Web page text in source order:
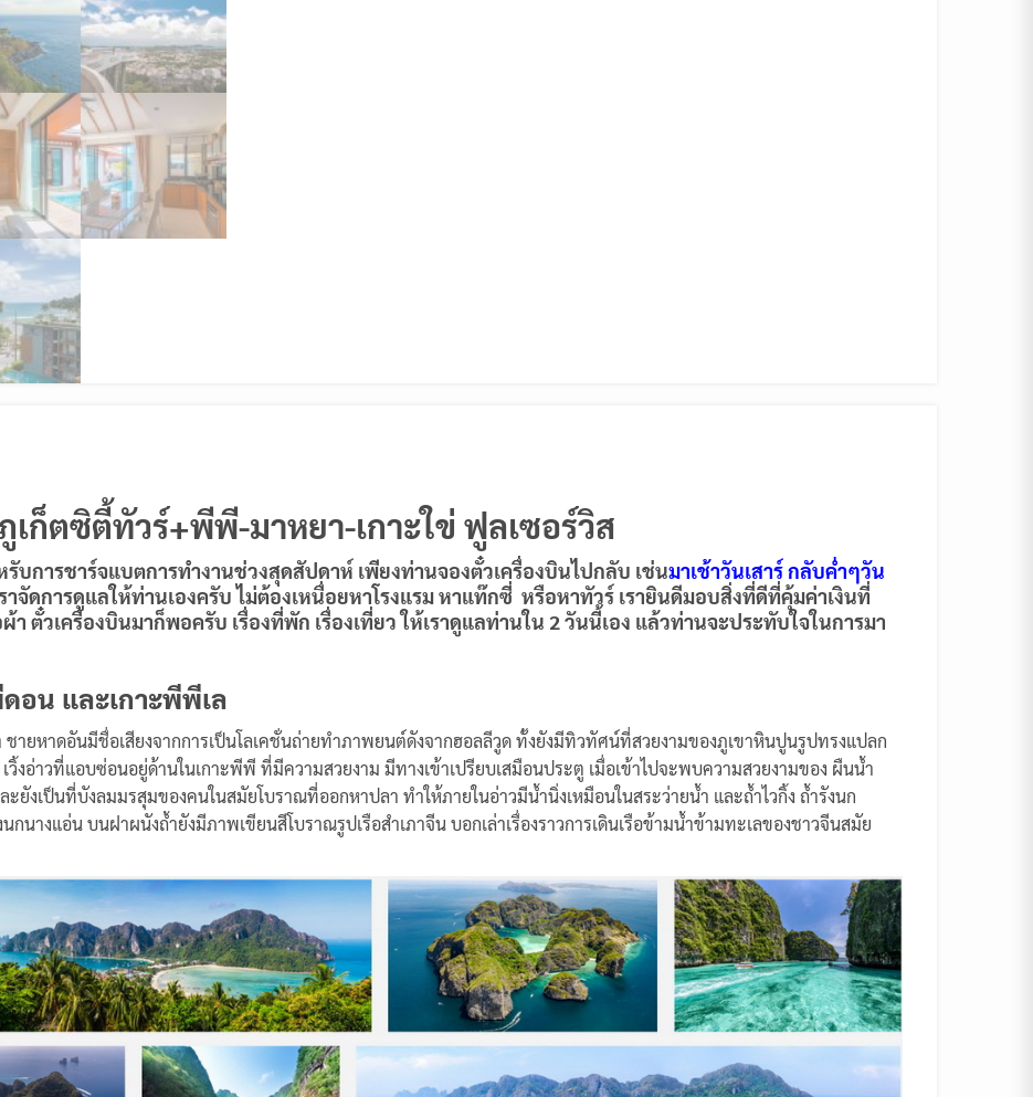
เก็ตซิตี้ทัวร์+พีพี-มาหยา-เกาะใข่ ฟูลเซอร์วิส
บการชาร์จแบตการทำงานช่วงสุดสัปดาห์ เพียงท่านจองตั๋วเครื่องบินไปกลับ เช่นมาเช้าวันเสาร์ กลับค่ำๆวัน
าจัดการดูแลให้ท่านเองครับ ไม่ต้องเหนื่อยหาโรงแรม หาแท๊กซี่ หรือหาทัวร์ เรายินดีมอบสิ่งที่ดีที่คุ้มค่าเงินที่
า ตั๋วเครื่องบินมาก็พอครับ เรื่องที่พัก เรื่องเที่ยว ให้เราดูแลท่านใน 2 วันนี้เอง แล้วท่านจะประทับใจในการมา
อน และเกาะพีพีเล
ยหาดอันมีชื่อเสียงจากการเป็นโลเคชั่นถ่ายทำภาพยนต์ดังจากฮอลลีวูด ทั้งยังมีทิวทัศน์ที่สวยงามของภูเขาหินปูนรูปทรงแปลก
วิ้งอ่าวที่แอบซ่อนอยู่ด้านในเกาะพีพี ที่มีความสวยงาม มีทางเข้าเปรียบเสมือนประตู เมื่อเข้าไปจะพบความสวยงามของ ผืนน้ำ
ะยังเป็นที่บังลมมรสุมของคนในสมัยโบราณที่ออกหาปลา ทำให้ภายในอ่าวมีน้ำนิ่งเหมือนในสระว่ายน้ำ และถ้ำไวกิ้ง ถ้ำรังนก
างแอ่น บนฝาผนังถ้ำยังมีภาพเขียนสีโบราณรูปเรือสำเภาจีน บอกเล่าเรื่องราวการเดินเรือข้ามน้ำข้ามทะเลของชาวจีนสมัย